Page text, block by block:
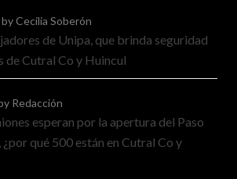
by Cecilia Soberón
de Unipa, que brinda seguridad
de Cutral Co y Huincul
Redacción
esperan por la apertura del Paso
qué 500 están en Cutral Co y